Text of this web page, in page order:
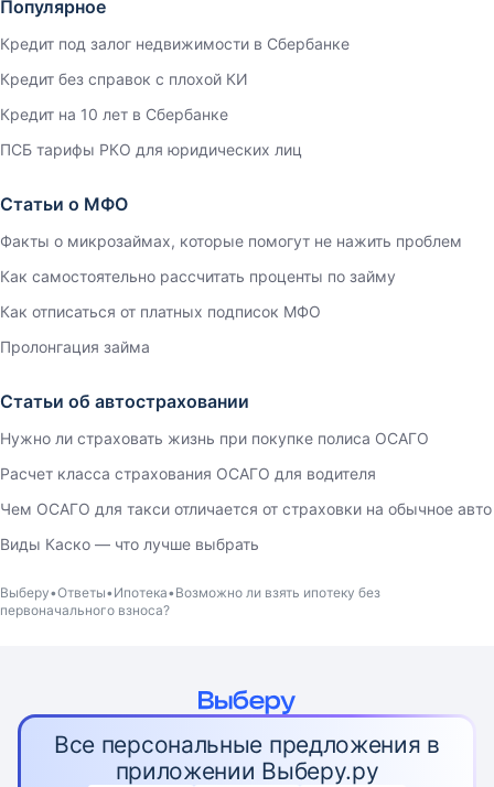
Популярное
Кредит под залог недвижимости в Сбербанке
Кредит без справок с плохой КИ
Кредит на 10 лет в Сбербанке
ПСБ тарифы РКО для юридических лиц
Статьи о МФО
Факты о микрозаймах, которые помогут не нажить проблем
Как самостоятельно рассчитать проценты по займу
Как отписаться от платных подписок МФО
Пролонгация займа
Статьи об автостраховании
Нужно ли страховать жизнь при покупке полиса ОСАГО
Расчет класса страхования ОСАГО для водителя
Чем ОСАГО для такси отличается от страховки на обычное авто
Виды Каско — что лучше выбрать
Выберу Ответы Ипотека Возможно ли взять ипотеку без
первоначального взноса?
Все персональные предложения в
приложении Выберу.ру